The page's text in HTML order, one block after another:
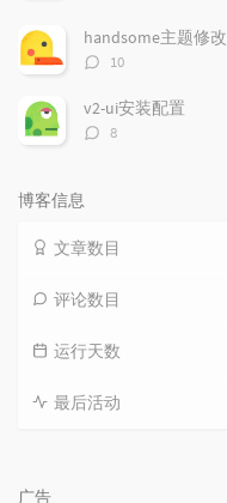
数：
handsome主题修改
评
数：
10
v2-ui安装配置
评
8
博客信息
文章数目
评论数目
运行天数
最后活动
广告